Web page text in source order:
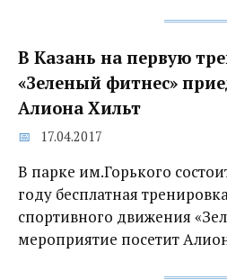
В Казань на первую
«Зеленый фитнес»
Алиона Хильт
17.04.2017
В парке им.Горького
году бесплатная
спортивного движения
мероприятие посетит